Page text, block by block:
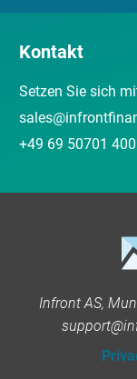
Kontakt
Setzen Sie sich
+49 69 50701 400
Infront AS,